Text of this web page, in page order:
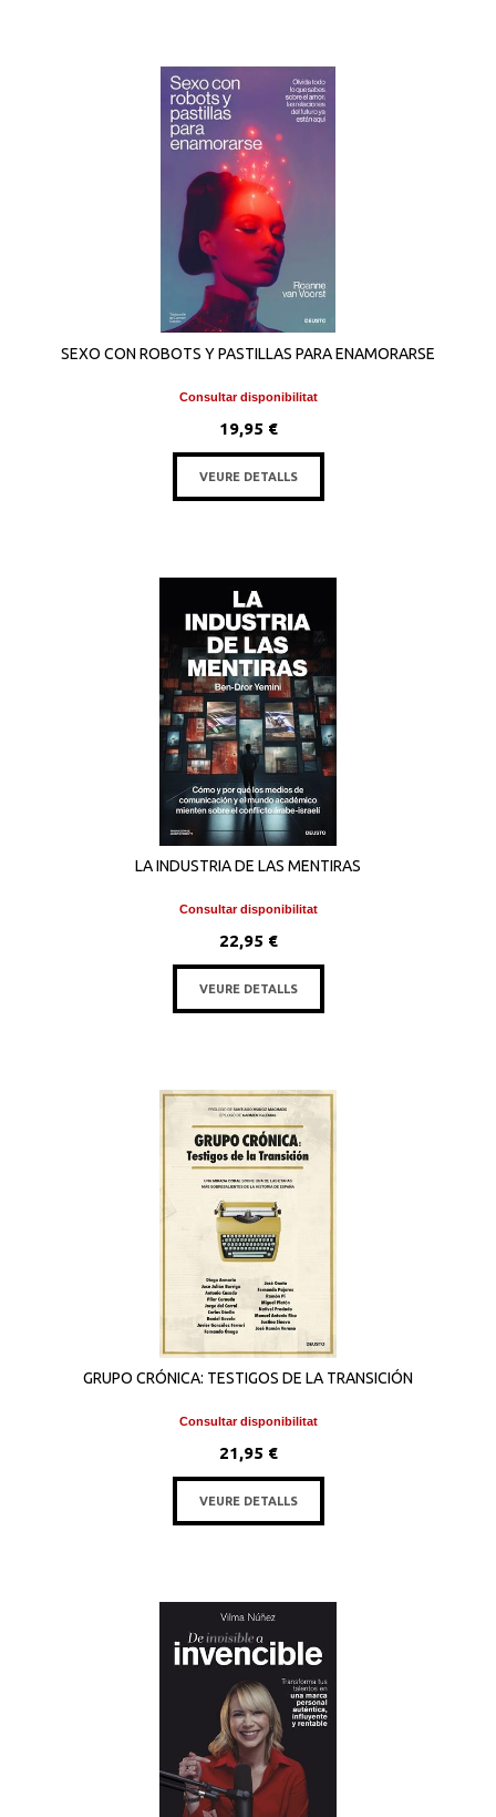
SEXO CON ROBOTS Y PASTILLAS PARA ENAMORARSE
Consultar disponibilitat
19,95 €
VEURE DETALLS
LA INDUSTRIA DE LAS MENTIRAS
Consultar disponibilitat
22,95 €
VEURE DETALLS
GRUPO CRÓNICA: TESTIGOS DE LA TRANSICIÓN
Consultar disponibilitat
21,95 €
VEURE DETALLS